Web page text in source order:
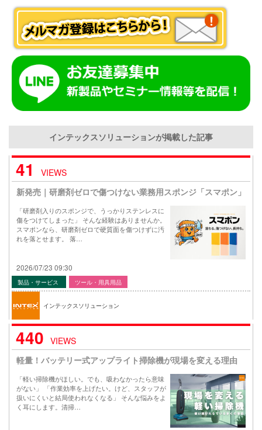
インテックスソリューションが掲載した記事
41
VIEWS
新発売｜研磨剤ゼロで傷つけない業務用スポンジ「スマポン」
「研磨剤入りのスポンジで、うっかりステンレスに
傷をつけてしまった」 そんな経験はありませんか。
スマポンなら、研磨剤ゼロで硬質面を傷つけずに汚
れを落とせます。 落…
2026/07/23 09:30
製品・サービス ツール・用具用品
インテックスソリューション
440 VIEWS
軽量！バッテリー式アップライト掃除機が現場を変える理由
「軽い掃除機がほしい。でも、吸わなかったら意味
がない」 「作業効率を上げたい。けど、スタッフが
扱いにくいと結局使われなくなる」 そんな悩みをよ
く耳にします。清掃…